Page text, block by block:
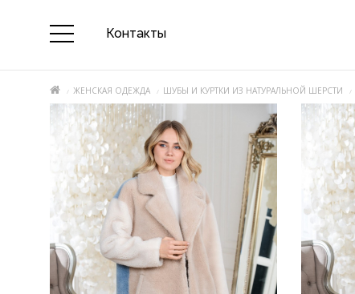
Контакты
ЖЕНСКАЯ ОДЕЖДА ШУБЫ И КУРТКИ ИЗ НАТУРАЛЬНОЙ ШЕРСТИ